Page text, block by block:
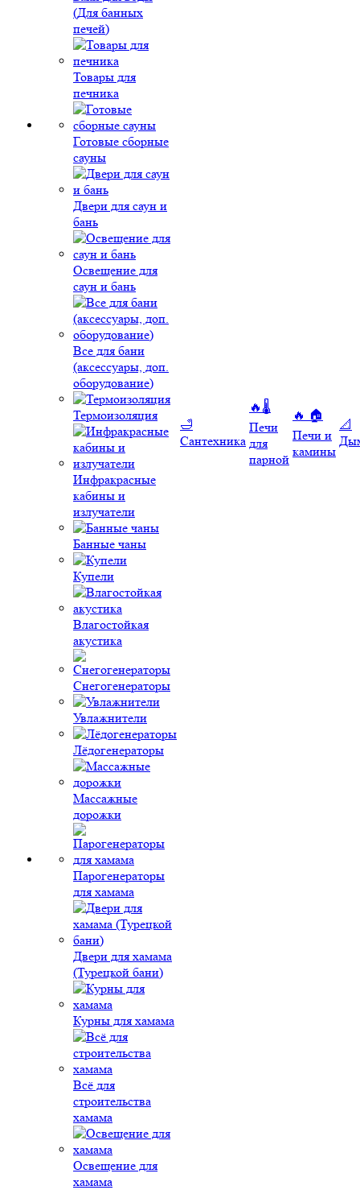
(Для банных
печей)
Товары для
печника
Готовые сборные
сауны
Двери для саун и
бань
Освещение для
саун и бань
Все для бани
(аксессуары, доп.
оборудование)
Термоизоляция
Инфракрасные
кабины и
излучатели
Банные чаны
Купели
Влагостойкая
акустика
Снегогенераторы
Увлажнители
Лёдогенераторы
Массажные
дорожки
Парогенераторы
для хамама
Двери для хамама
(Турецкой бани)
Курны для хамама
Всё для
строительства
хамама
Освещение для
хамама
🛁
Сантехника
🔥🌡️
Печи
для
парной
🔥 🏠
Печи и
камины
📐